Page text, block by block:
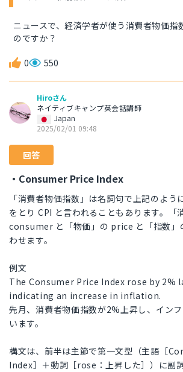
ニュースで、経済学者が使う消費者物価指
のですか？
0 550
Hiroさん
ネイティブキャンプ英会話講師
Japan
2025/02/01 09:48
回答
・Consumer Price Index
「消費者物価指数」は名詞句で上記のよう
をとり CPI と言われることもあります。「
consumer と「物価」の price と「指数」
わせます。
例文
The Consumer Price Index rose by 2%
indicating an increase in inflation.
先月、消費者物価指数が2%上昇し、イン
います。
構文は、前半は主節で第一文型（主語［
Index］＋動詞［rose：上昇した］）に副